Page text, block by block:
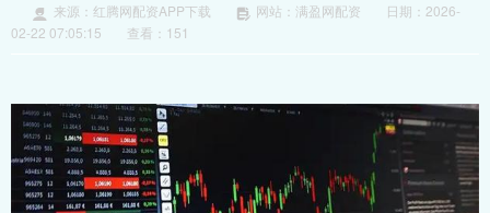
来源：红腾网配资APP下载 网站：满盈网配资
日期：2026-
02-22 07:05:15
查看：151